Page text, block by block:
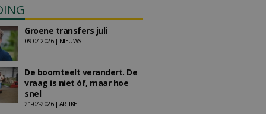
Groene transfers juli
09-07-2026 | NIEUWS
De boomteelt verandert. De
vraag is niet óf, maar hoe
snel
21-07-2026 | ARTIKEL